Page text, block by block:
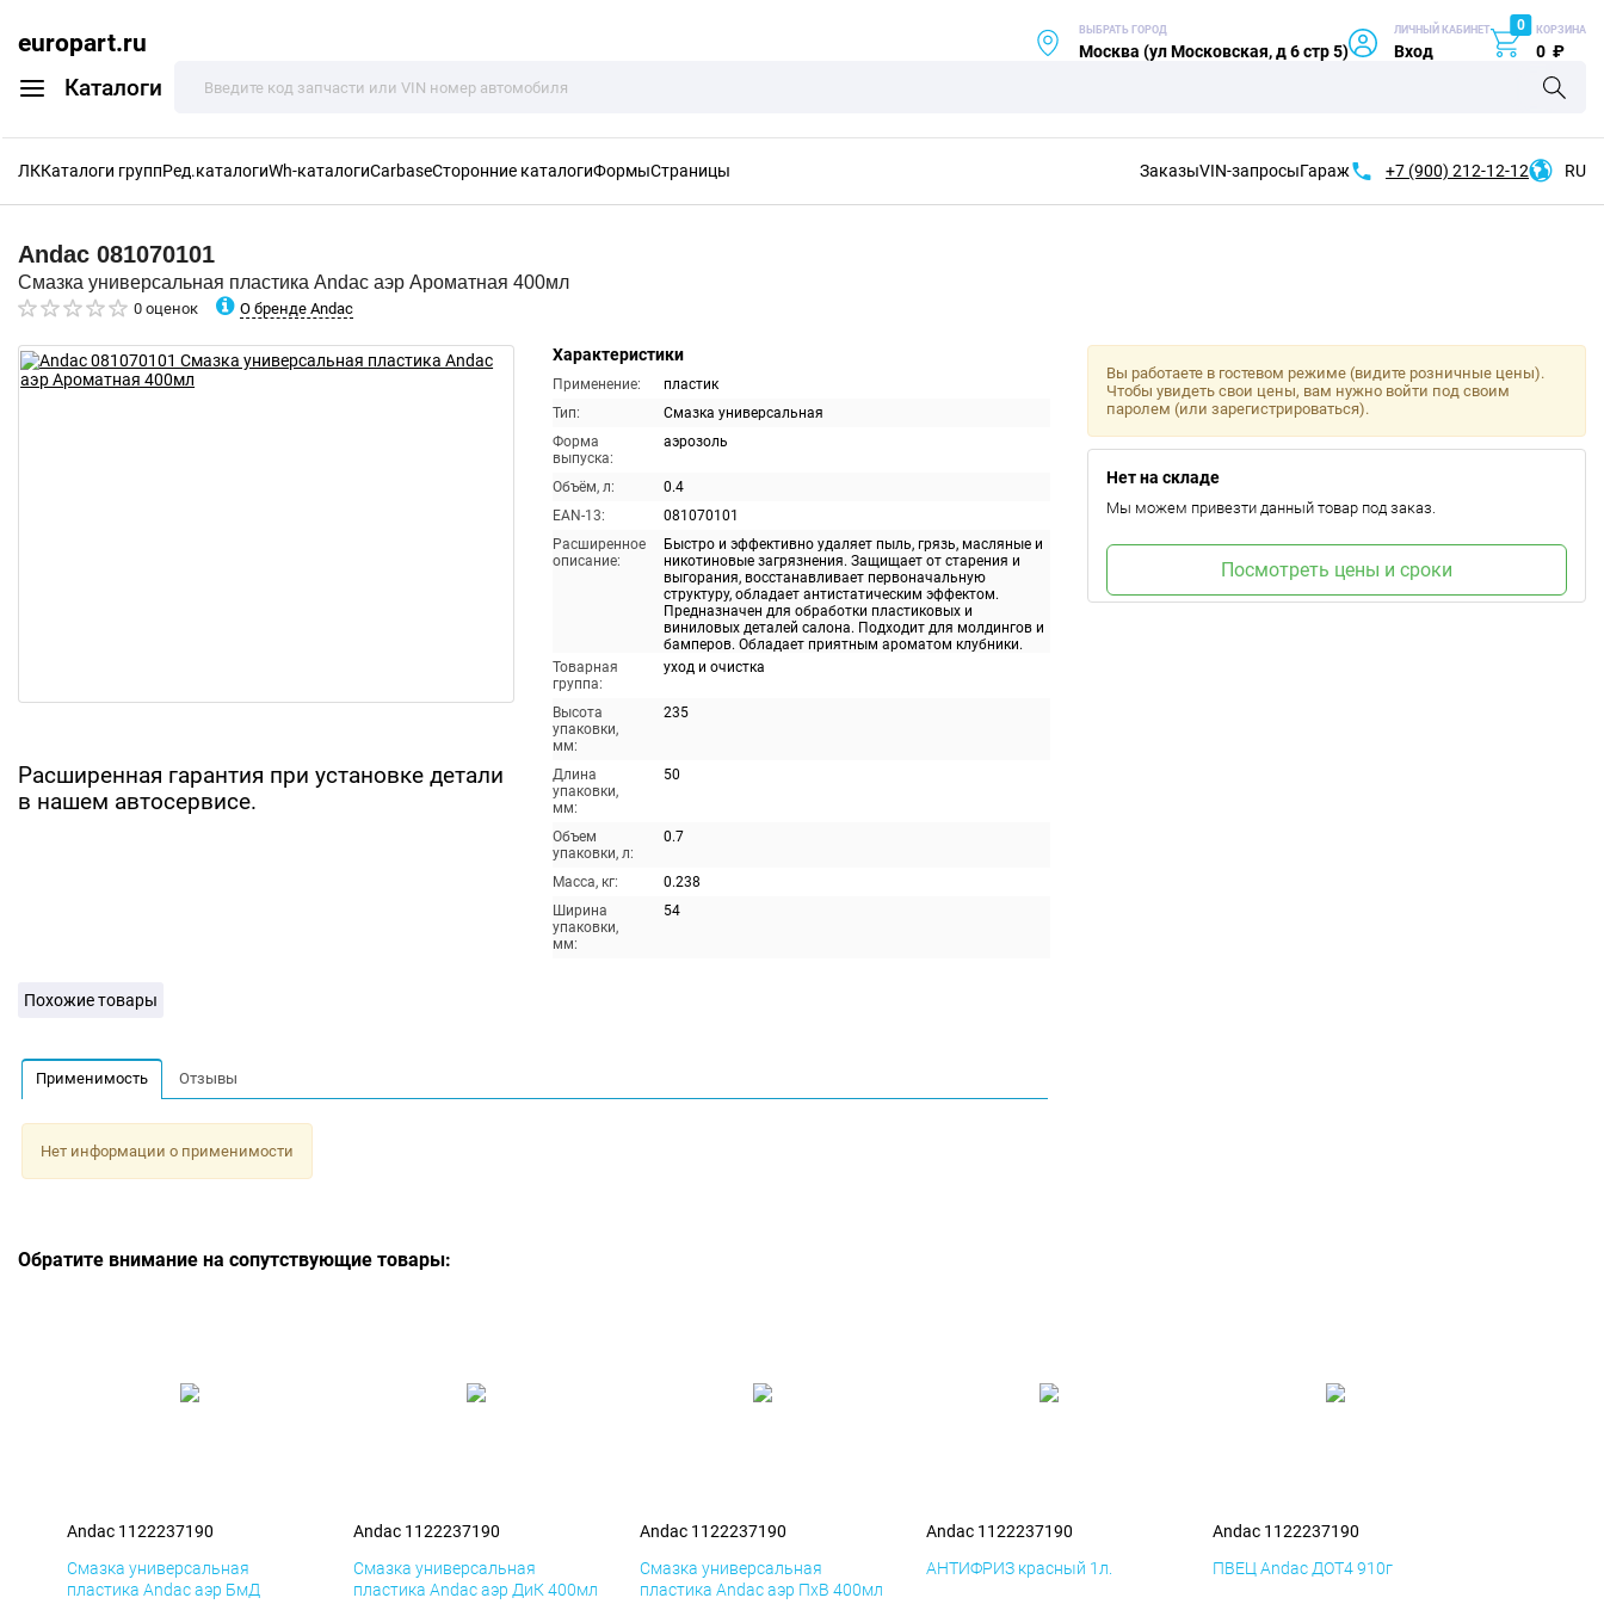
europart.ru
Каталоги
ВЫБРАТЬ ГОРОД
Москва (ул Московская, д 6 стр 5)
ЛИЧНЫЙ КАБИНЕТ
Вход
0 КОРЗИНА
0 ₽
ЛККаталоги группРед.каталогиWh-каталогиCarbaseСторонние каталогиФормыСтраницы ЗаказыVIN-запросыГараж +7 (900) 212-12-12 RU
Andac 081070101
Смазка универсальная пластика Andac аэр Ароматная 400мл
0 оценок О бренде Andac
Расширенная гарантия при установке детали
в нашем автосервисе.
Характеристики
Применение:
пластик
Тип:
Смазка универсальная
Форма
выпуска:
аэрозоль
Объём, л:
0.4
EAN-13:
081070101
Расширенное
описание:
Быстро и эффективно удаляет пыль, грязь, масляные и
никотиновые загрязнения. Защищает от старения и
выгорания, восстанавливает первоначальную
структуру, обладает антистатическим эффектом.
Предназначен для обработки пластиковых и
виниловых деталей салона. Подходит для молдингов и
бамперов. Обладает приятным ароматом клубники.
Товарная
группа:
уход и очистка
Высота
упаковки,
мм:
235
Длина
упаковки,
мм:
50
Объем
упаковки, л:
0.7
Масса, кг:
0.238
Ширина
упаковки,
мм:
54
Вы работаете в гостевом режиме (видите розничные цены).
Чтобы увидеть свои цены, вам нужно войти под своим
паролем (или зарегистрироваться).
Нет на складе
Мы можем привезти данный товар под заказ.
Посмотреть цены и сроки
Похожие товары
Применимость Отзывы
Нет информации о применимости
Обратите внимание на сопутствующие товары:
Andac 1122237190
Смазка универсальная
пластика Andac аэр БмД
Andac 1122237190
Смазка универсальная
пластика Andac аэр ДиК 400мл
Andac 1122237190
Смазка универсальная
пластика Andac аэр ПхВ 400мл
Andac 1122237190
АНТИФРИЗ красный 1л.
Andac 1122237190
ПВЕЦ Andac ДОТ4 910г